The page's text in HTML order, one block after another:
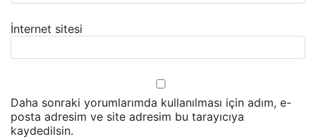
İnternet sitesi
Daha sonraki yorumlarımda kullanılması için adım, e-
posta adresim ve site adresim bu tarayıcıya
kaydedilsin.